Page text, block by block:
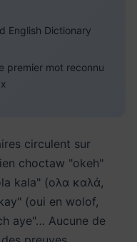
English Dictionary
premier mot reconnu
circulent sur
choctaw "okeh"
kala" (ολα καλά,
(oui en wolof,
aye"… Aucune de